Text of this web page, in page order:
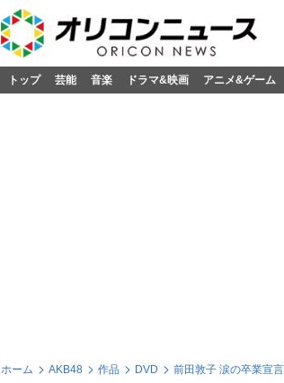
トップ 芸能 音楽 ドラマ&映画 アニメ&ゲーム
ホーム AKB48 作品 DVD 前田敦子 涙の卒業宣